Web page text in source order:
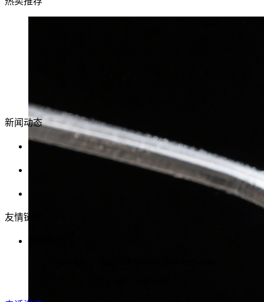
新闻动态
公司网站正式开通
国内油墨产业现状及发展趋势简析
友情链接